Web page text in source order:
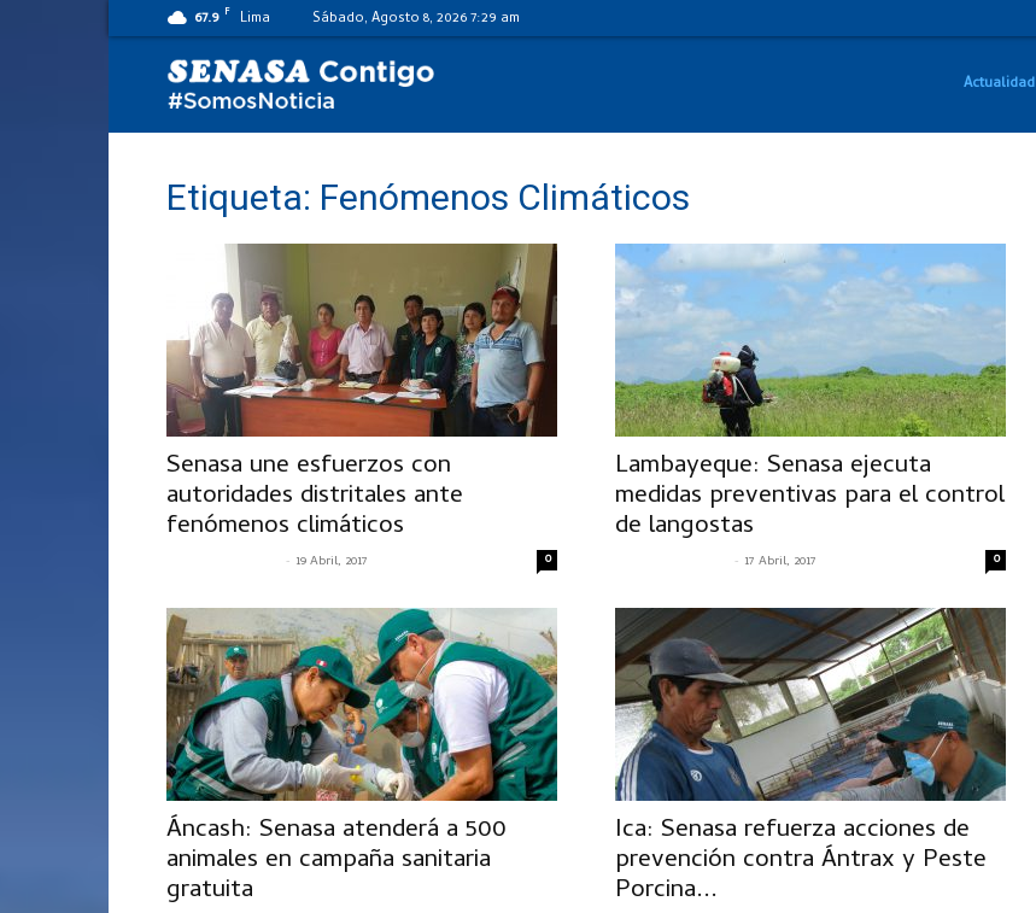
67.9 F Lima Sábado, Agosto 8, 2026 7:29 am
Actualidad
Etiqueta: Fenómenos Climáticos
Senasa une esfuerzos con
autoridades distritales ante
fenómenos climáticos
- 19 Abril, 2017 0
Lambayeque: Senasa ejecuta
medidas preventivas para el control
de langostas
- 17 Abril, 2017 0
Áncash: Senasa atenderá a 500
animales en campaña sanitaria
gratuita
Ica: Senasa refuerza acciones de
prevención contra Ántrax y Peste
Porcina...